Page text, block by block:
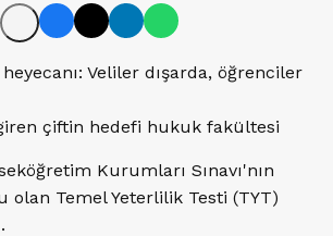
Veliler dışarda, öğrenciler
çiftin hedefi hukuk fakültesi
Kurumları Sınavı'nın
olan Temel Yeterlilik Testi (TYT)